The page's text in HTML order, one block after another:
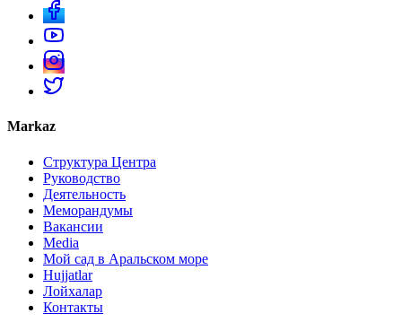
Markaz
Структура Центра
Руководство
Деятельность
Меморандумы
Вакансии
Media
Мой сад в Аральском море
Hujjatlar
Лойхалар
Контакты